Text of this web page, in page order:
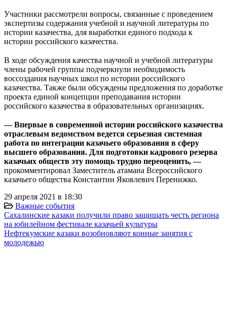
Участники рассмотрели вопросы, связанные с проведением
экспертизы содержания учебной и научной литературы по
истории казачества, для выработки единого подхода к
истории российского казачества.
В ходе обсуждения качества научной и учебной литературы
члены рабочей группы подчеркнули необходимость
воссоздания научных школ по истории российского
казачества. Также были обсуждены предложения по доработке
проекта единой концепции преподавания истории
российского казачества в образовательных организациях.
— Впервые в современной истории российского казачества
отраслевым ведомством ведется серьезная системная
работа по интеграции казачьего образования в сферу
высшего образования. Для подготовки кадрового резерва
казачьих обществ эту помощь трудно переоценить, —
прокомментировал Заместитель атамана Всероссийского
казачьего общества Константин Яковлевич Перенижко.
29 апреля 2021 в 18:30
Важные события
Сахалинские казаки получили право защищать честь региона
на юбилейном фестивале казачьей культуры
Нефтекумские казаки возобновляют конные занятия с
молодежью